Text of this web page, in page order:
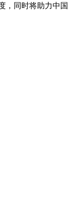
，同时将助力中国